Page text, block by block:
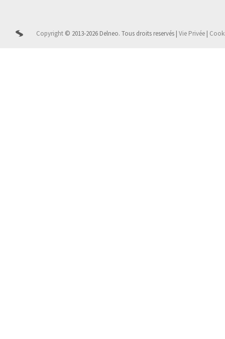
Copyright © 2013-2026 Delneo. Tous droits reservés | Vie Privée |